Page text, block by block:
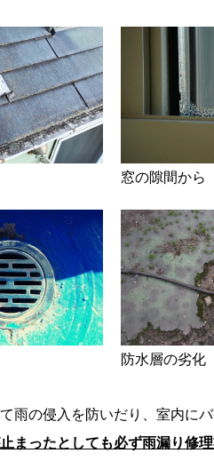
窓の隙間から
防水層の劣化
雨の侵入を防いだり、室内に
まったとしても必ず雨漏り修